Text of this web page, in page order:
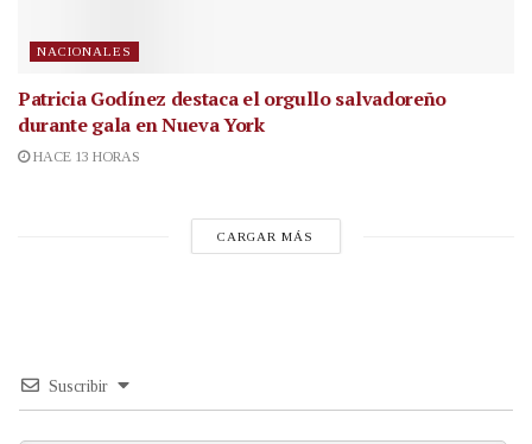
NACIONALES
Patricia Godínez destaca el orgullo salvadoreño
durante gala en Nueva York
HACE 13 HORAS
CARGAR MÁS
Suscribir